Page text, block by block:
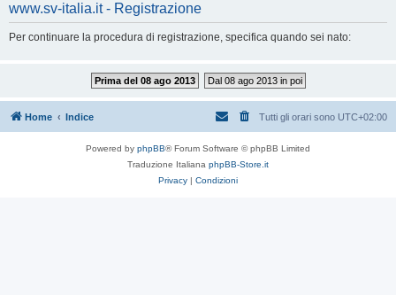
www.sv-italia.it - Registrazione
Per continuare la procedura di registrazione, specifica quando sei nato:
Prima del 08 ago 2013 Dal 08 ago 2013 in poi
Home Indice Tutti gli orari sono UTC+02:00
Powered by phpBB® Forum Software © phpBB Limited
Traduzione Italiana phpBB-Store.it
Privacy | Condizioni